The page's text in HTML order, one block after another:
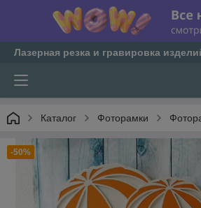
Лазерная резка и гравировка
Каталог Фоторамки
-50%